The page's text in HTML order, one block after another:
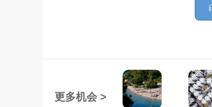
更多机会 >